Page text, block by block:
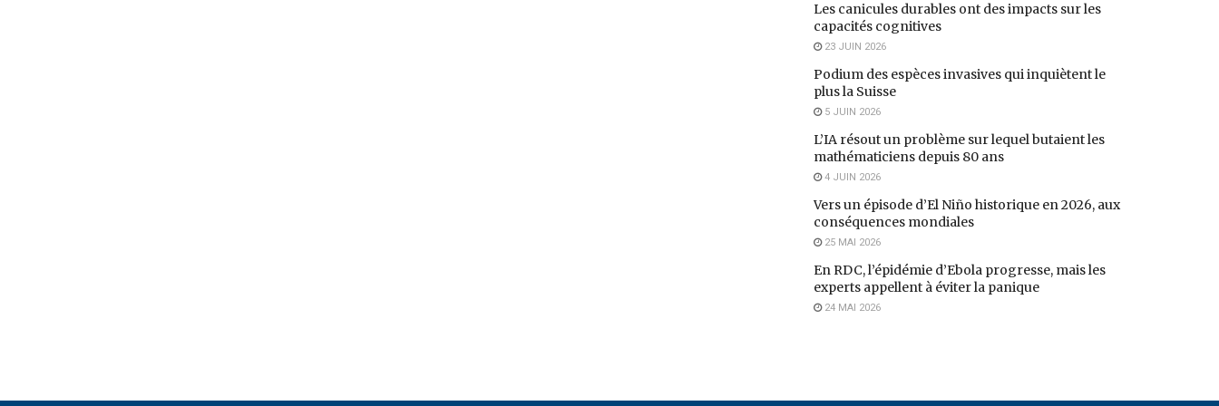
Les canicules durables ont des impacts sur les
capacités cognitives
23 JUIN 2026
Podium des espèces invasives qui inquiètent le
plus la Suisse
5 JUIN 2026
L’IA résout un problème sur lequel butaient les
mathématiciens depuis 80 ans
4 JUIN 2026
Vers un épisode d’El Niño historique en 2026, aux
conséquences mondiales
25 MAI 2026
En RDC, l’épidémie d’Ebola progresse, mais les
experts appellent à éviter la panique
24 MAI 2026